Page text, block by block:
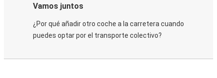
Vamos juntos
¿Por qué añadir otro coche a la carretera cuando
puedes optar por el transporte colectivo?